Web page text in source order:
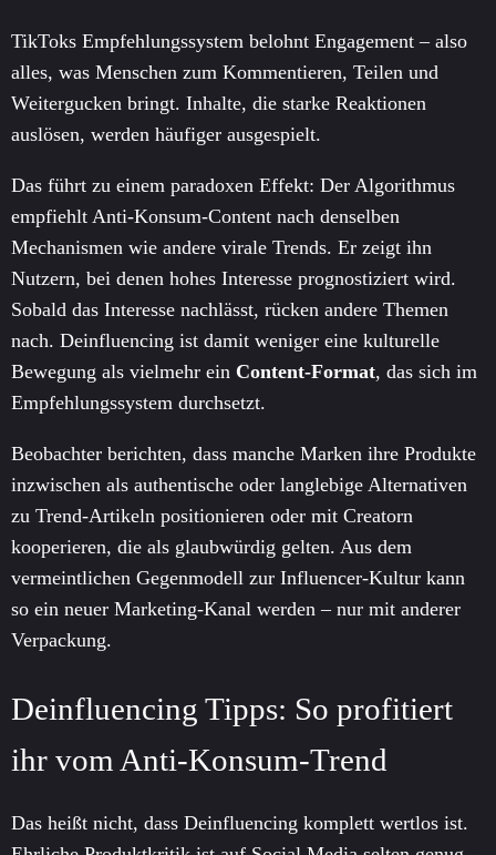
TikToks Empfehlungssystem belohnt Engagement – also
alles, was Menschen zum Kommentieren, Teilen und
Weitergucken bringt. Inhalte, die starke Reaktionen
auslösen, werden häufiger ausgespielt.
Das führt zu einem paradoxen Effekt: Der Algorithmus
empfiehlt Anti-Konsum-Content nach denselben
Mechanismen wie andere virale Trends. Er zeigt ihn
Nutzern, bei denen hohes Interesse prognostiziert wird.
Sobald das Interesse nachlässt, rücken andere Themen
nach. Deinfluencing ist damit weniger eine kulturelle
Bewegung als vielmehr ein Content-Format, das sich im
Empfehlungssystem durchsetzt.
Beobachter berichten, dass manche Marken ihre Produkte
inzwischen als authentische oder langlebige Alternativen
zu Trend-Artikeln positionieren oder mit Creatorn
kooperieren, die als glaubwürdig gelten. Aus dem
vermeintlichen Gegenmodell zur Influencer-Kultur kann
so ein neuer Marketing-Kanal werden – nur mit anderer
Verpackung.
Deinfluencing Tipps: So profitiert
ihr vom Anti-Konsum-Trend
Das heißt nicht, dass Deinfluencing komplett wertlos ist.